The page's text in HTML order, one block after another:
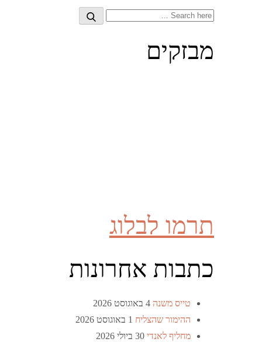
Search
Search
מבזקים
תרמו לבלוג
כתבות אחרונות
טייס משנה 4 באוגוסט 2026
ההימור שהצליח 1 באוגוסט 2026
מחליף לאנדי 30 ביולי 2026